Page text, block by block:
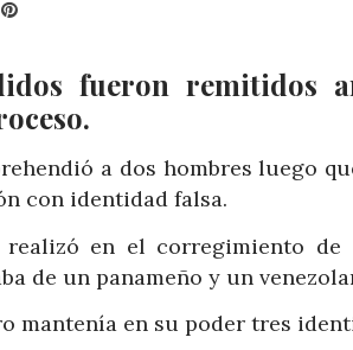
Pinterest
fueron remitidos
a dos hombres luego
con identidad falsa.
en el corregimiento
de un panameño y un
mantenía en su poder tres